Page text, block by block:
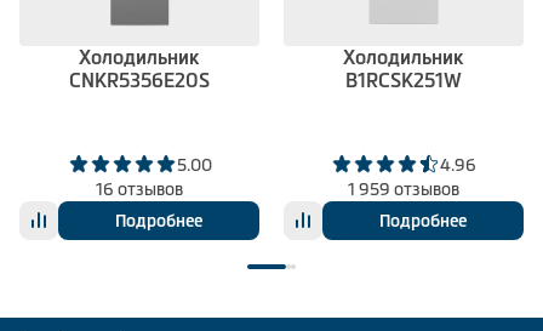
Холодильник
CNKR5356E20S
5.00
16 отзывов
Подробнее
Холодильник
B1RCSK251W
4.96
1 959 отзывов
Подробнее